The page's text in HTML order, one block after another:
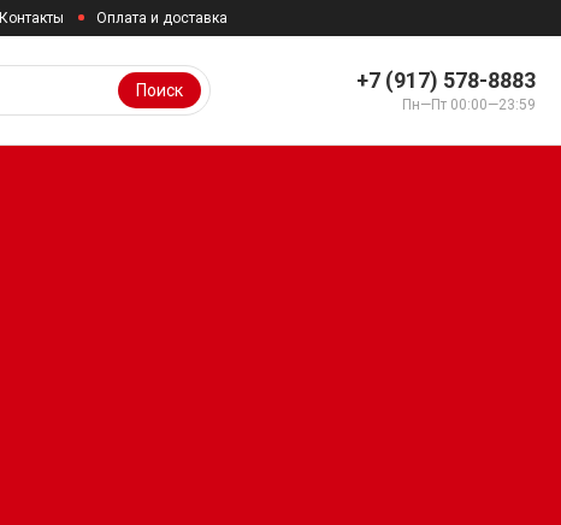
Контакты Оплата и доставка
+7 (917) 578-8883
Пн—Пт 00:00—23:59
Поиск